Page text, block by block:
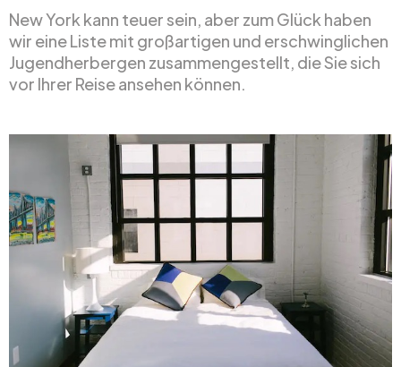
New York kann teuer sein, aber zum Glück haben
wir eine Liste mit großartigen und erschwinglichen
Jugendherbergen zusammengestellt, die Sie sich
vor Ihrer Reise ansehen können.